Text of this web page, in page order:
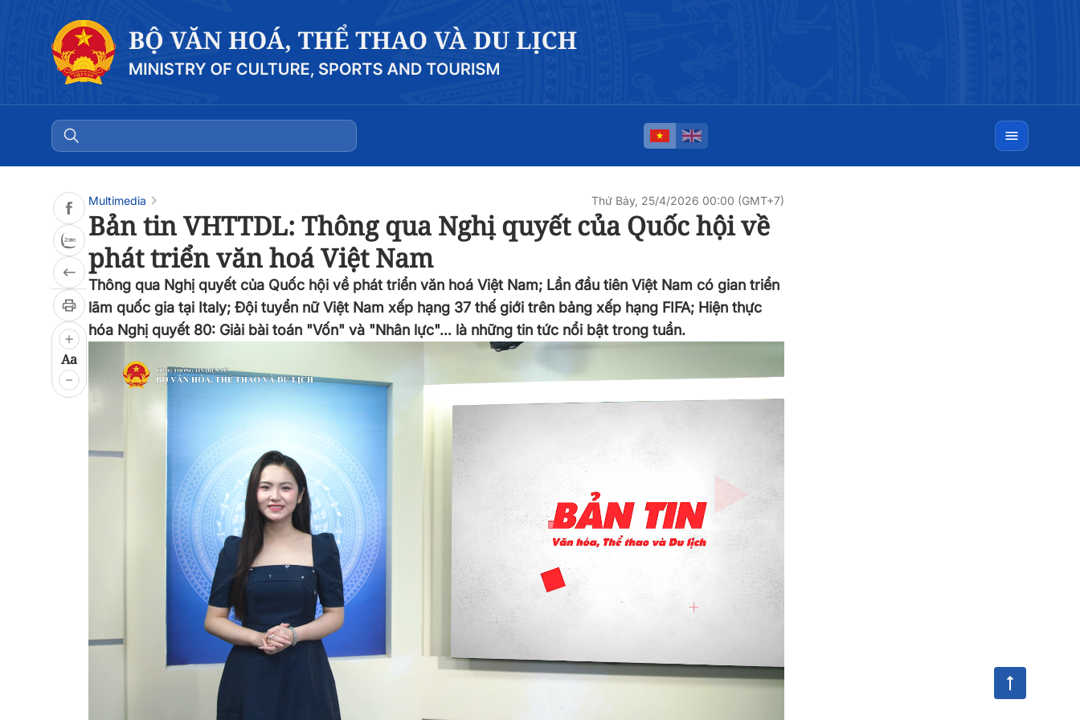
Aa
Multimedia Thứ Bảy, 25/4/2026 00:00 (GMT+7)
Bản tin VHTTDL: Thông qua Nghị quyết của Quốc hội về
phát triển văn hoá Việt Nam
Thông qua Nghị quyết của Quốc hội về phát triển văn hoá Việt Nam; Lần đầu tiên Việt Nam có gian triển
lãm quốc gia tại Italy; Đội tuyển nữ Việt Nam xếp hạng 37 thế giới trên bảng xếp hạng FIFA; Hiện thực
hóa Nghị quyết 80: Giải bài toán "Vốn" và "Nhân lực"… là những tin tức nổi bật trong tuần.